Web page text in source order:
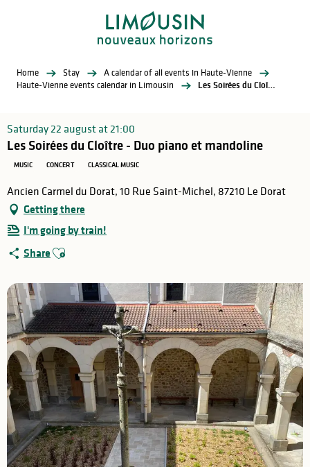
Home Stay
A calendar of all events in Haute-Vienne
Haute-Vienne events calendar in Limousin
Les Soirées du Cloître - Duo piano et mandoline
Saturday 22 august at 21:00
Les Soirées du Cloître - Duo piano et mandoline
MUSIC CONCERT CLASSICAL MUSIC
Ancien Carmel du Dorat, 10 Rue Saint-Michel, 87210 Le Dorat
Getting there
I'm going by train!
Share Ajouter aux favoris